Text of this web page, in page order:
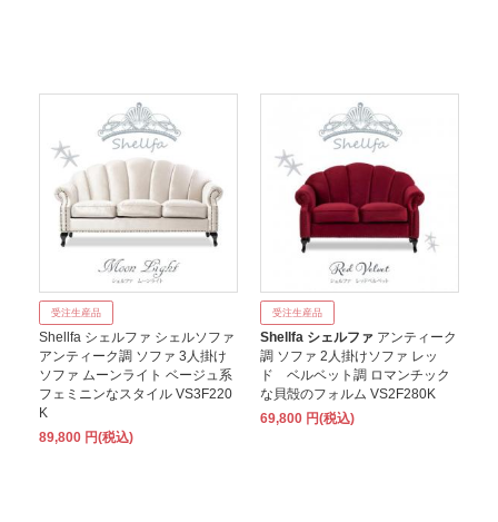
受注生産品
Shellfa シェルファ シェルソファ
アンティーク調 ソファ 3人掛け
ソファ ムーンライト ベージュ系
フェミニンなスタイル VS3F220
K
89,800 円(税込)
受注生産品
Shellfa シェルファ アンティーク
調 ソファ 2人掛けソファ レッ
ド ベルベット調 ロマンチック
な貝殻のフォルム VS2F280K
69,800 円(税込)